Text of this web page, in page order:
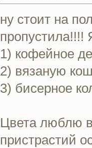
ну стоит на
1) кофейное
2) вязаную
3) бисерное
Цвета люблю
пристрастий